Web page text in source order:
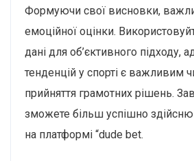
Формуючи свої висновки,
емоційної оцінки.
дані для об’єктивного підходу,
тенденцій у спорті є важливим
прийняття грамотних рішень.
зможете більш успішно
на платформі “dude bet.